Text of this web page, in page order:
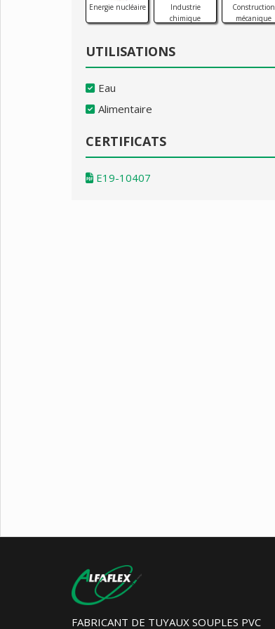
Energie nucléaire
Industrie
chimique
Construction
mécanique
UTILISATIONS
Eau
Alimentaire
CERTIFICATS
E19-10407
FABRICANT DE TUYAUX SOUPLES PVC